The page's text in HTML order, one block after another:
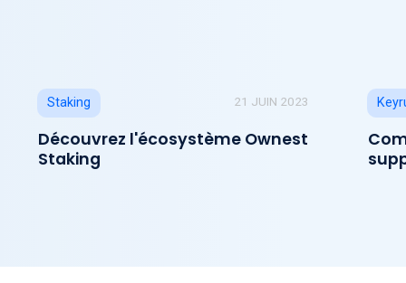
Staking 21 JUIN 2023
Découvrez l'écosystème Ownest
Staking